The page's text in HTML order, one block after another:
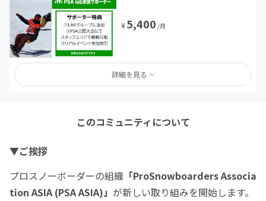
¥5,400 /月
詳細を見る
このコミュニティについて
▼ご挨拶
プロスノーボーダーの組織 「ProSnowboarders Associa
tion ASIA (PSA ASIA)」 が新しい取り組みを開始します。